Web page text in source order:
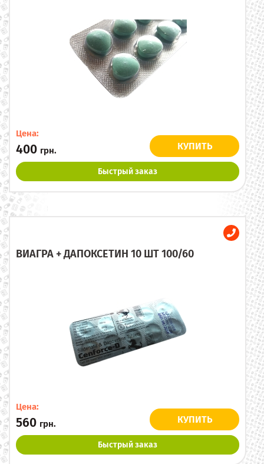
Цена:
400 грн. КУПИТЬ
Быстрый заказ
ВИАГРА + ДАПОКСЕТИН 10 ШТ 100/60
Цена:
560 грн. КУПИТЬ
Быстрый заказ